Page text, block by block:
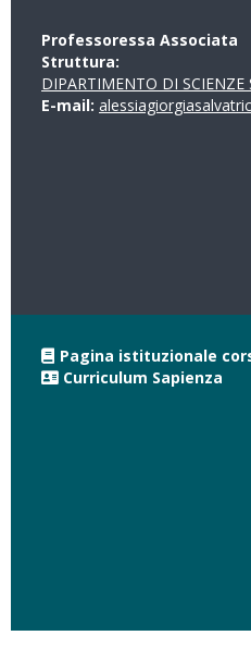
Professoressa Associata
Struttura:
DIPARTIMENTO DI SCIENZE
E-mail:
Pagina istituzionale
Curriculum Sapienza